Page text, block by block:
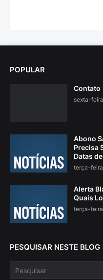
POPULAR
Contato
sexta-
Abono
Precisa
Datas
terça-
Alerta
Quais
terça-
PESQUISAR NESTE BLOG